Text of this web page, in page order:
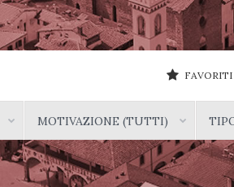
FAVORITI
MOTIVAZIONE (TUTTI)